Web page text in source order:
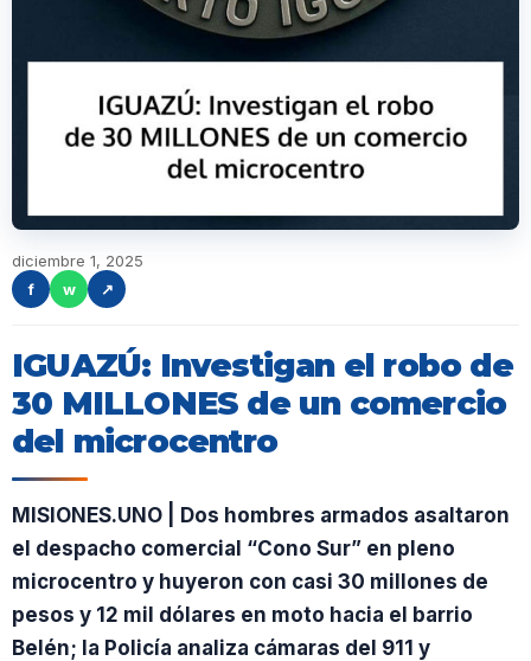
diciembre 1, 2025
f
w ↗
IGUAZÚ: Investigan el robo de
30 MILLONES de un comercio
del microcentro
MISIONES.UNO | Dos hombres armados asaltaron
el despacho comercial “Cono Sur” en pleno
microcentro y huyeron con casi 30 millones de
pesos y 12 mil dólares en moto hacia el barrio
Belén; la Policía analiza cámaras del 911 y